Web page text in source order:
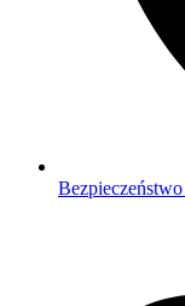
Bezpieczeństwo